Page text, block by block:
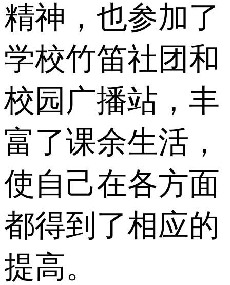
精神，也参加了
学校竹笛社团和
校园广播站，丰
富了课余生活，
使自己在各方面
都得到了相应的
提高。